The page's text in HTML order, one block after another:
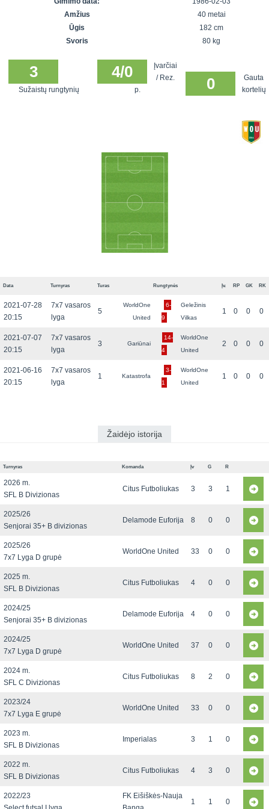
SFL rudens
Snaigės taurė
čempionatas
Vilnius
Amžius
40 metai
Ūgis
182 cm
Svoris
80 kg
3
Sužaistų rungtynių
4/0
Įvarčiai
/ Rez.
p.
0
Gauta
kortelių
Data Turnyras Turas Rungtynės Įv. RP GK RK
2021-07-28
20:15
7x7 vasaros
lyga
5
WorldOne
United
6-
9
Geležinis
Vilkas
1 0 0 0
2021-07-07
20:15
7x7 vasaros
lyga
3 Gariūnai
14-
4
WorldOne
United
2 0 0 0
2021-06-16
20:15
7x7 vasaros
lyga
1 Katastrofa
3-
1
WorldOne
United
1 0 0 0
Žaidėjo istorija
Turnyras Komanda Įv G R
2026 m.
SFL B Divizionas
Citus Futboliukas 3 3 1
2025/26
Senjorai 35+ B divizionas
Delamode Euforija 8 0 0
2025/26
7x7 Lyga D grupė
WorldOne United 33 0 0
2025 m.
SFL B Divizionas
Citus Futboliukas 4 0 0
2024/25
Senjorai 35+ B divizionas
Delamode Euforija 4 0 0
2024/25
7x7 Lyga D grupė
WorldOne United 37 0 0
2024 m.
SFL C Divizionas
Citus Futboliukas 8 2 0
2023/24
7x7 Lyga E grupė
WorldOne United 33 0 0
2023 m.
SFL B Divizionas
Imperialas 3 1 0
2022 m.
SFL B Divizionas
Citus Futboliukas 4 3 0
2022/23
FK Eišiškės-Nauja
1 1 0